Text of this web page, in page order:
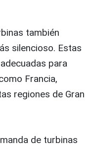
también
silencioso. Estas
para
Francia,
regiones de Gran
de turbinas